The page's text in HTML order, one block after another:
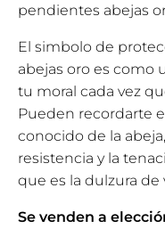
pendientes abejas
El simbolo de
abejas oro es como
tu moral cada vez
Pueden recordarte
conocido de la
resistencia y la
que es la dulzura de
Se venden a